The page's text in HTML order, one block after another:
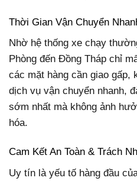
Thời Gian Vận Chuyển
Nhờ hệ thống xe chạy
Phòng đến Đồng Tháp chỉ
các mặt hàng cần giao gấp,
dịch vụ vận chuyển nhanh,
sớm nhất mà không ảnh
hóa.
Cam Kết An Toàn & Trách
Uy tín là yếu tố hàng đầu